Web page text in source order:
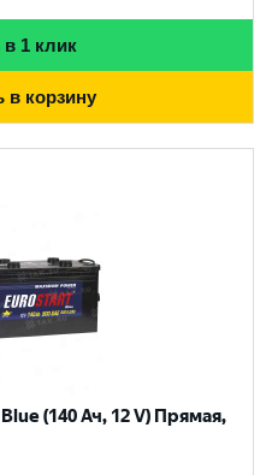
в 1 клик
в корзину
(140 Ач, 12 V) Прямая,